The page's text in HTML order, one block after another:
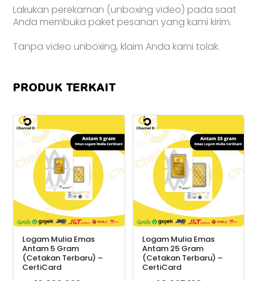
Lakukan perekaman (unboxing video) pada saat
Anda membuka paket pesanan yang kami kirim.
Tanpa video unboxing, klaim Anda kami tolak.
PRODUK TERKAIT
Logam Mulia Emas
Antam 5 Gram
(Cetakan Terbaru) –
CertiCard
Logam Mulia Emas
Antam 25 Gram
(Cetakan Terbaru) –
CertiCard